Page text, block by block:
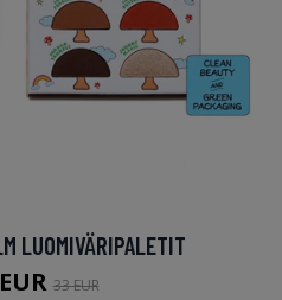
LUOMIVÄRIPALETIT
33 EUR